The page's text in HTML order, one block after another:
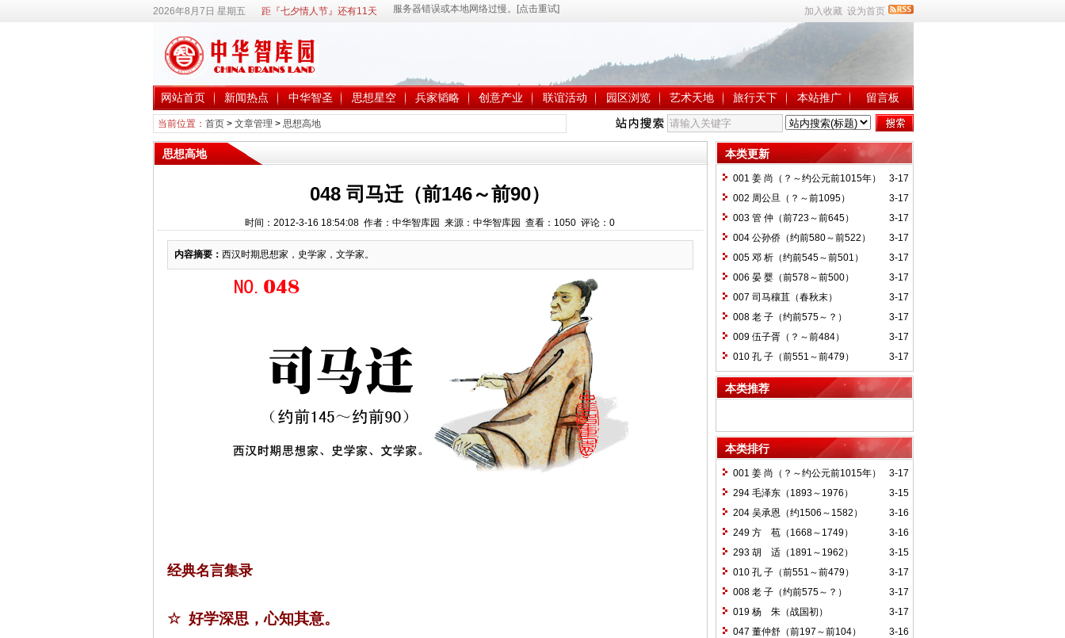
2026年8月7日 星期五 距『七夕情人节』还有11天 加入收藏 设为首页
网站首页 新闻热点 中华智圣 思想星空 兵家韬略 创意产业 联谊活动 园区浏览 艺术天地 旅行天下 本站推广 留言板
当前位置： 首页> 文章管理 > 思想高地
思想高地
048 司马迁（前146～前90）
时间：2012-3-16 18:54:08 作者：中华智库园 来源：中华智库园 查看： 1050 评论： 0
内容摘要： 西汉时期思想家，史学家，文学家。
经典名言集录
☆ 好学深思，心知其意。
本类更新
3-17
001 姜 尚（？～约公元前1015年）
3-17
002 周公旦（？～前1095）
3-17
003 管 仲（前723～前645）
3-17
004 公孙侨（约前580～前522）
3-17
005 邓 析（约前545～前501）
3-17
006 晏 婴（前578～前500）
3-17
007 司马穰苴（春秋末）
3-17
008 老 子（约前575～？）
3-17
009 伍子胥（？～前484）
3-17
010 孔 子（前551～前479）
本类推荐
本类排行
3-17
001 姜 尚（？～约公元前1015年）
3-15
294 毛泽东（1893～1976）
3-16
204 吴承恩（约1506～1582）
3-16
249 方 苞（1668～1749）
3-15
293 胡 适（1891～1962）
3-17
010 孔 子（前551～前479）
3-17
008 老 子（约前575～？）
3-17
019 杨 朱（战国初）
3-16
047 董仲舒（前197～前104）